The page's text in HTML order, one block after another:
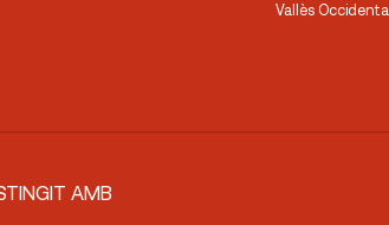
Vallès Occidental
AMB